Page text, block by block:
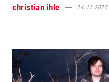
christian ihle
24.11.2025